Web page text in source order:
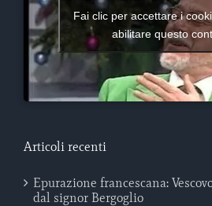
Fai clic per accettare i
abilitare questo
Articoli recenti
Epurazione francescana:
dal signor Bergoglio